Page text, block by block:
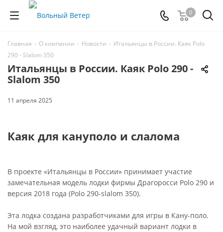
0
Главная - О компании - Новости - Итальянцы в России. Каяк Polo
290 - Slalom 350
Итальянцы в России. Каяк Polo 290 -
Slalom 350
11 апреля 2025
Каяк для кануполо и слалома
В проекте «Итальянцы в России» принимает участие
замечательная модель лодки фирмы Драгоросси Polo 290 и
версия 2018 года (Polo 290-slalom 350).
Эта лодка создана разработчиками для игры в Кану-поло.
На мой взгляд, это наиболее удачный вариант лодки в